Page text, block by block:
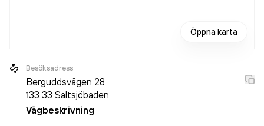
Öppna karta
Besöksadress
Berguddsvägen 28
133 33 Saltsjöbaden
Vägbeskrivning